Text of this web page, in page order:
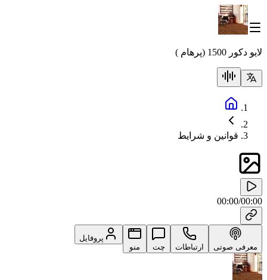
لایو دکور 1500 (پرهام )
قوانین و شرایط
00:00/00:00
معرفی صوتی ارتباطات چت منو
پروفایل